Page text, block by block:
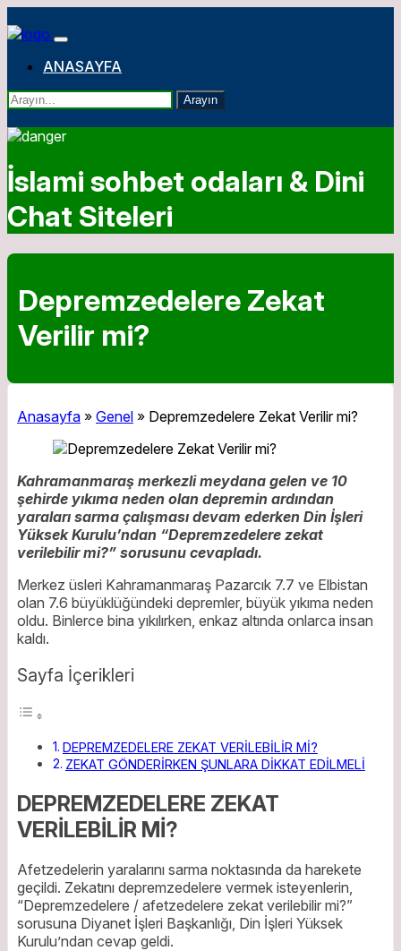
ANASAYFA
Arayın
İslami sohbet odaları & Dini
Chat Siteleri
Depremzedelere Zekat
Verilir mi?
Anasayfa » Genel » Depremzedelere Zekat Verilir mi?
Kahramanmaraş merkezli meydana gelen ve 10
şehirde yıkıma neden olan depremin ardından
yaraları sarma çalışması devam ederken Din İşleri
Yüksek Kurulu’ndan “Depremzedelere zekat
verilebilir mi?” sorusunu cevapladı.
Merkez üsleri Kahramanmaraş Pazarcık 7.7 ve Elbistan
olan 7.6 büyüklüğündeki depremler, büyük yıkıma neden
oldu. Binlerce bina yıkılırken, enkaz altında onlarca insan
kaldı.
Sayfa İçerikleri
DEPREMZEDELERE ZEKAT VERİLEBİLİR Mİ?
ZEKAT GÖNDERİRKEN ŞUNLARA DİKKAT EDİLMELİ
DEPREMZEDELERE ZEKAT
VERİLEBİLİR Mİ?
Afetzedelerin yaralarını sarma noktasında da harekete
geçildi. Zekatını depremzedelere vermek isteyenlerin,
“Depremzedelere / afetzedelere zekat verilebilir mi?”
sorusuna Diyanet İşleri Başkanlığı, Din İşleri Yüksek
Kurulu’ndan cevap geldi.